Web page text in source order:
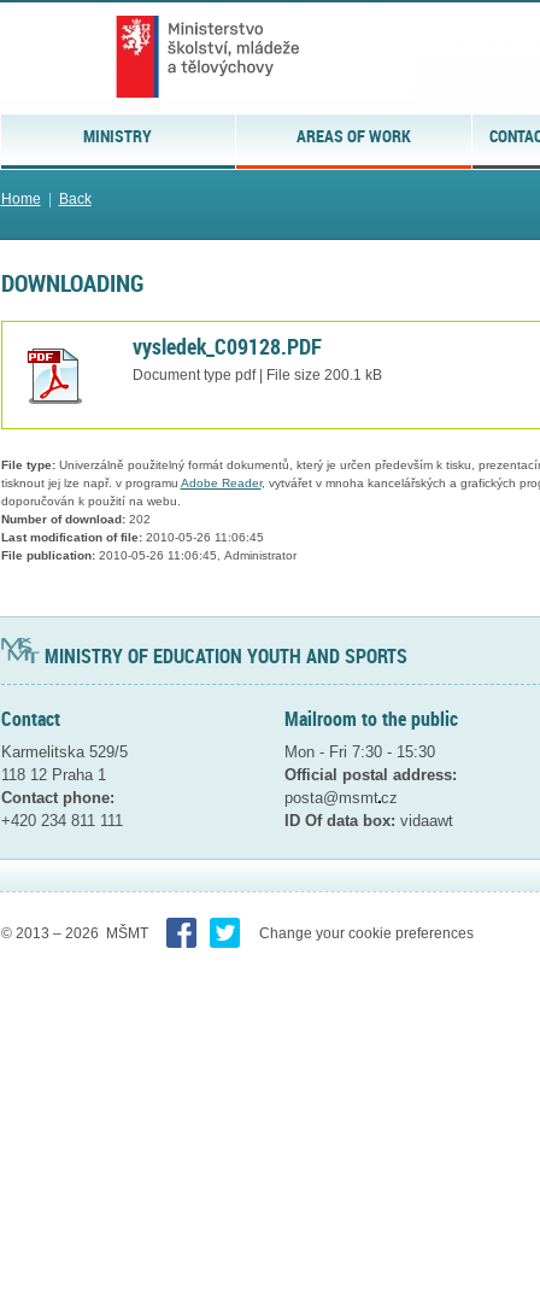
MINISTRY AREAS OF WORK
Home Back
DOWNLOADING
vysledek_C09128.PDF
Document type pdf | File size 200.1 kB
File type:Univerzálně použitelný formát dokumentů, který je určen především k tisku,
tisknout jej lze např. v programu Adobe Reader, vytvářet v mnoha kancelářských a grafických
doporučován k použití na webu.
Number of download:202
Last modification of file:2010-05-26 11:06:45
File publication:2010-05-26 11:06:45, Administrator
MINISTRY OF EDUCATION YOUTH AND SPORTS
Contact
Karmelitska 529/5
118 12 Praha 1
Contact phone:
+420 234 811 111
Mailroom to the public
Mon - Fri 7:30 - 15:30
Official postal address:
posta@msmtcz
ID Of data box: vidaawt
© 2013 – 2026 MŠMT Change your cookie preferences